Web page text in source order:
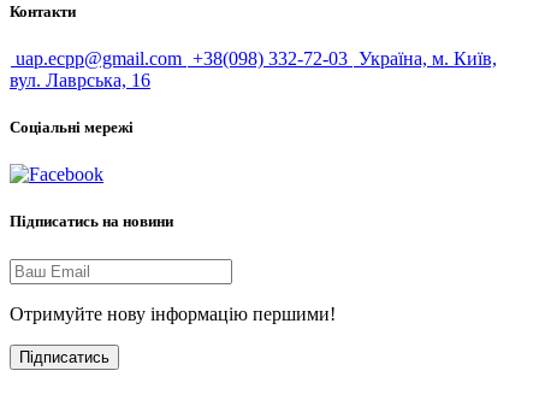
Контакти
uap.ecpp@gmail.com +38(098) 332-72-03 Україна, м. Київ,
вул. Лаврська, 16
Соціальні мережі
Підписатись на новини
Отримуйте нову інформацію першими!
Підписатись